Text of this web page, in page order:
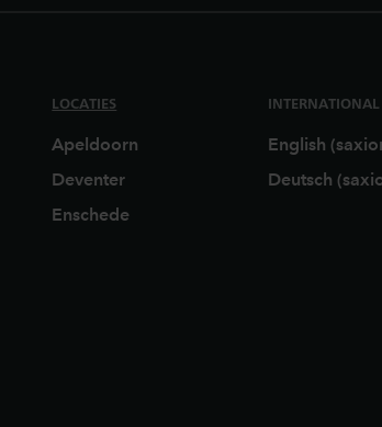
LOCATIES
Apeldoorn
Deventer
Enschede
INTERNATIONAL
English
Deutsch